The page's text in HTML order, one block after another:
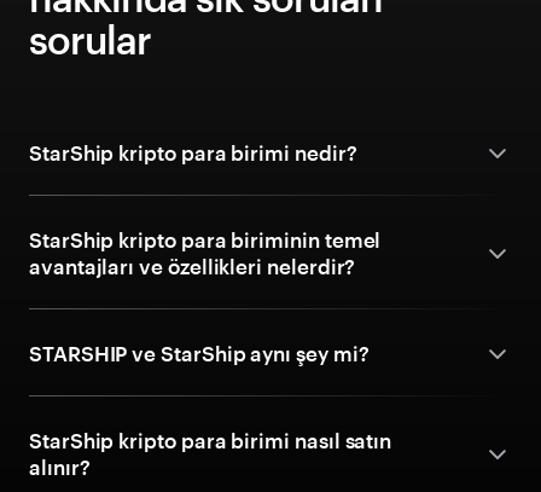
sorular
StarShip kripto para birimi nedir?
StarShip kripto para biriminin temel
avantajları ve özellikleri nelerdir?
STARSHIP ve StarShip aynı şey mi?
StarShip kripto para birimi nasıl satın
alınır?